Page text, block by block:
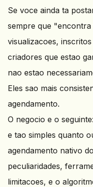
Se voce ainda ta
sempre que
visualizacoes,
criadores que estao
nao estao
Eles sao mais
agendamento.
O negocio e o
e tao simples quanto
agendamento nativo
peculiaridades,
limitacoes, e o